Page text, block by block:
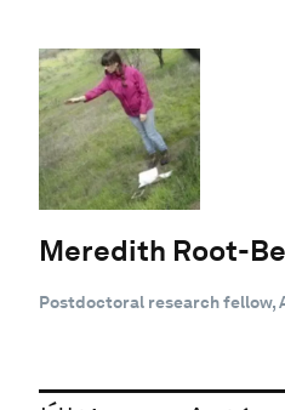
Meredith Root-
Postdoctoral research fellow,